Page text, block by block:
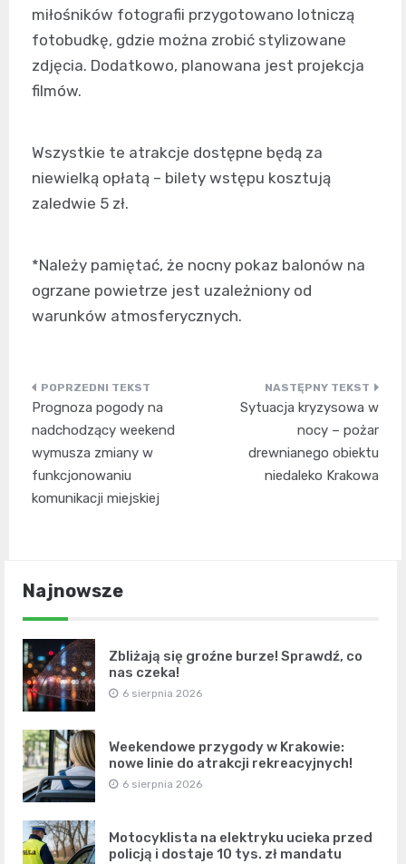
miłośników fotografii przygotowano lotniczą
fotobudkę, gdzie można zrobić stylizowane
zdjęcia. Dodatkowo, planowana jest projekcja
filmów.
Wszystkie te atrakcje dostępne będą za
niewielką opłatą – bilety wstępu kosztują
zaledwie 5 zł.
*Należy pamiętać, że nocny pokaz balonów na
ogrzane powietrze jest uzależniony od
warunków atmosferycznych.
Nawigacja
wpisu
Prognoza pogody na
nadchodzący weekend
wymusza zmiany w
funkcjonowaniu
komunikacji miejskiej
Sytuacja kryzysowa w
nocy – pożar
drewnianego obiektu
niedaleko Krakowa
Najnowsze
Zbliżają się groźne burze! Sprawdź, co
nas czeka!
6 sierpnia 2026
Weekendowe przygody w Krakowie:
nowe linie do atrakcji rekreacyjnych!
6 sierpnia 2026
Motocyklista na elektryku ucieka przed
policją i dostaje 10 tys. zł mandatu